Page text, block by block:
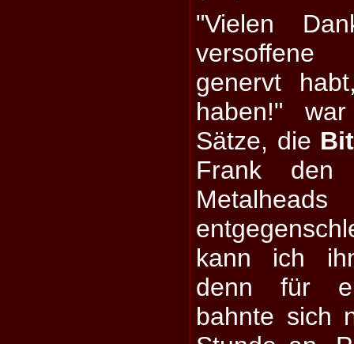
"Vielen
genervt
haben!"
Sätze, die
Frank den
Metalheads
kann ich
denn für
bahnte sich